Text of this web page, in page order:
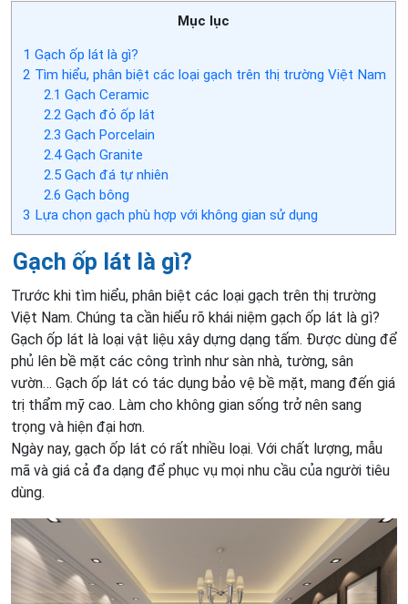
Mục lục
1 Gạch ốp lát là gì?
2 Tìm hiểu, phân biệt các loại gạch trên thị trường Việt Nam
2.1 Gạch Ceramic
2.2Gạch đỏ ốp lát
2.3 Gạch Porcelain
2.4Gạch Granite
2.5Gạch đá tự nhiên
2.6 Gạch bông
3 Lựa chọn gạch phù hợp với không gian sử dụng
Gạch ốp lát là gì?
Trước khi tìm hiểu, phân biệt các loại gạch trên thị trường
Việt Nam. Chúng ta cần hiểu rõ khái niệm gạch ốp lát là gì?
Gạch ốp lát là loại vật liệu xây dựng dạng tấm. Được dùng để
phủ lên bề mặt các công trình như sàn nhà, tường, sân
vườn… Gạch ốp lát có tác dụng bảo vệ bề mặt, mang đến giá
trị thẩm mỹ cao. Làm cho không gian sống trở nên sang
trọng và hiện đại hơn.
Ngày nay, gạch ốp lát có rất nhiều loại. Với chất lượng, mẫu
mã và giá cả đa dạng để phục vụ mọi nhu cầu của người tiêu
dùng.